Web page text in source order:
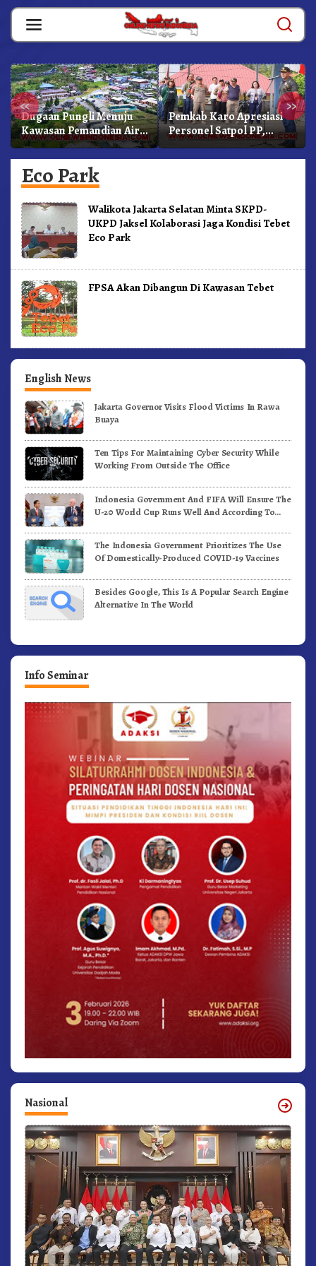
Skip
content
« »
Dugaan Pungli Menuju
Kawasan Pemandian Air
Panas Semangat Gunung
– Doulu Foto Dan
Videokan!
Pemkab Karo Apresiasi
Personel Satpol PP,
Linmas, Dan Pemadam
Kebakaran
Eco Park
Walikota Jakarta Selatan Minta SKPD-
UKPD Jaksel Kolaborasi Jaga Kondisi Tebet
Eco Park
FPSA Akan Dibangun Di Kawasan Tebet
English News
Jakarta Governor Visits Flood Victims In Rawa
Buaya
Ten Tips For Maintaining Cyber Security While
Working From Outside The Office
Indonesia Government And FIFA Will Ensure The
U-20 World Cup Runs Well And According To
The Indonesia Government Prioritizes The Use
Of Domestically-Produced COVID-19 Vaccines
Besides Google, This Is A Popular Search Engine
Alternative In The World
Info Seminar
Nasional